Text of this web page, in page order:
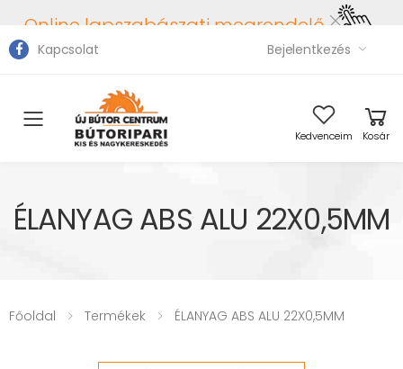
Online lapszabászati megrendelő
Kapcsolat Bejelentkezés
Toggle mobile menu Kedvenceim Kosár
ÉLANYAG ABS ALU 22X0,5MM
Főoldal Termékek ÉLANYAG ABS ALU 22X0,5MM